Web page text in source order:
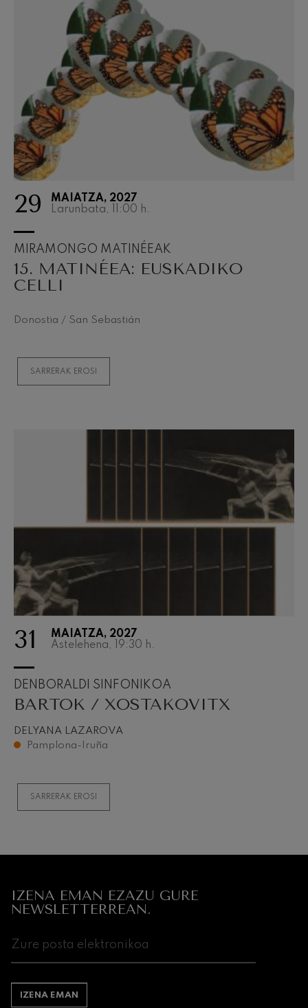
29
MAIATZA, 2027
Larunbata, 11:00 h.
MIRAMONGO MATINÉEAK
15. MATINÉEA: EUSKADIKO
CELLI
Donostia / San Sebastián
SARRERAK EROSI
31
MAIATZA, 2027
Astelehena, 19:30 h.
DENBORALDI SINFONIKOA
BARTOK / XOSTAKOVITX
DELYANA LAZAROVA
Pamplona-Iruña
SARRERAK EROSI
IZENA EMAN EZAZU GURE
NEWSLETTERREAN.
IZENA EMAN